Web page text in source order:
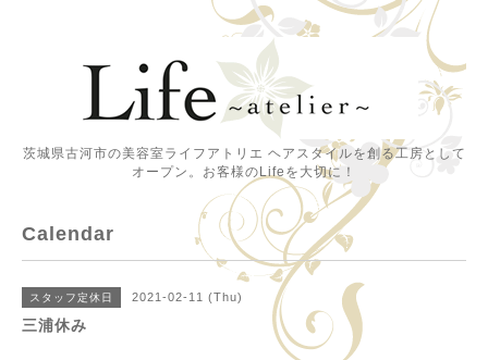
茨城県古河市の美容室ライフアトリエ ヘアスタイルを創る工房として
オープン。お客様のLifeを大切に！
Calendar
スタッフ定休日 2021-02-11 (Thu)
三浦休み